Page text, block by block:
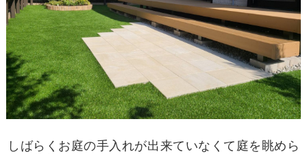
しばらくお庭の手入れが出来ていなくて庭を眺めら